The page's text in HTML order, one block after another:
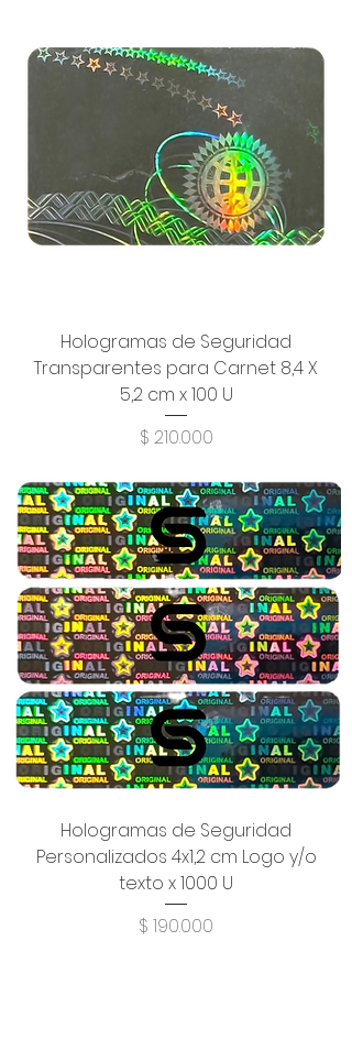
Hologramas de Seguridad
Transparentes para Carnet 8,4 X
5,2 cm x 100 U
Precio
$ 210.000
Hologramas de Seguridad
Personalizados 4x1,2 cm Logo y/o
texto x 1000 U
Precio
$ 190.000